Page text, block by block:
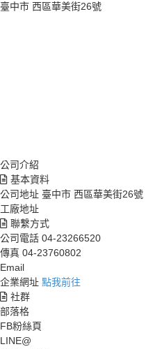
臺中市 西區華美街26號
公司介紹
基本資料
公司地址 臺中市 西區華美街26號
工廠地址
聯繫方式
公司電話 04-23266520
傳真 04-23760802
Email
企業網址 點我前往
社群
部落格
FB粉絲頁
LINE@